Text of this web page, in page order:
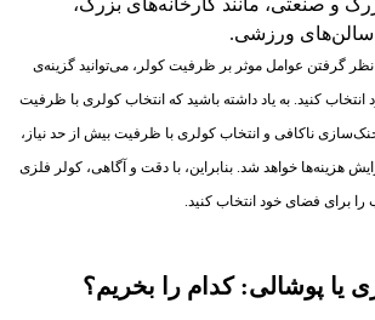
و صنعتی، مانند کارخانه‌های بزرگ،
سالن‌های ورزشی.
نظر گرفتن عوامل موثر بر ظرفیت کولر، می‌توانید گزینه‌ی
کنید. به یاد داشته باشید که انتخاب کولری با ظرفیت
خنک‌سازی ناکافی و انتخاب کولری با ظرفیت بیش از حد نیاز،
هزینه‌ها خواهد شد. بنابراین، با دقت و آگاهی، کولر فلزی
برای فضای خود انتخاب کنید.
یا پوشالی: کدام را بخریم؟